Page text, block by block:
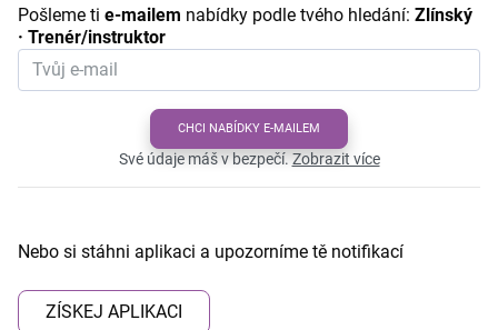
Pošleme ti e-mailem nabídky podle tvého hledání: Zlínský
· Trenér/instruktor
CHCI NABÍDKY E-MAILEM
Své údaje máš v bezpečí.Zobrazit více
Nebo si stáhni aplikaci a upozorníme tě notifikací
ZÍSKEJ APLIKACI